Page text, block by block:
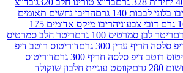
בד"צ טורינו חלב 320ג'
בד"צ
הריבו נחשים תאומים
הריבו מיקס אדומים 175
100 גרם
ריטר חלב סמרטיס
300 גרם
דוריטוס רוטב דיפ
חריף 300 גרם
דוריטוס
קווסט עוגיית חלבון שוקולד